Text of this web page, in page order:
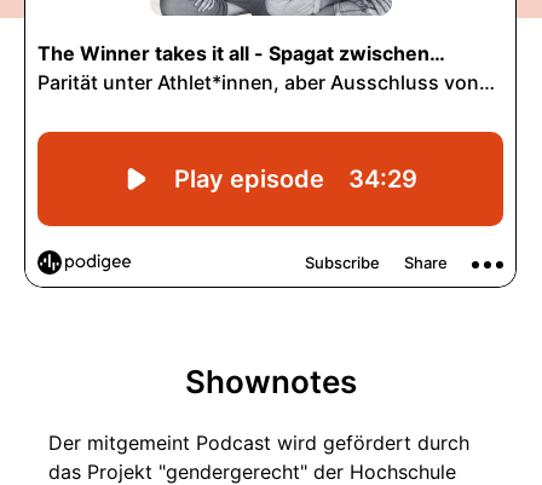
Shownotes
Der mitgemeint Podcast wird gefördert durch
das Projekt "gendergerecht" der Hochschule